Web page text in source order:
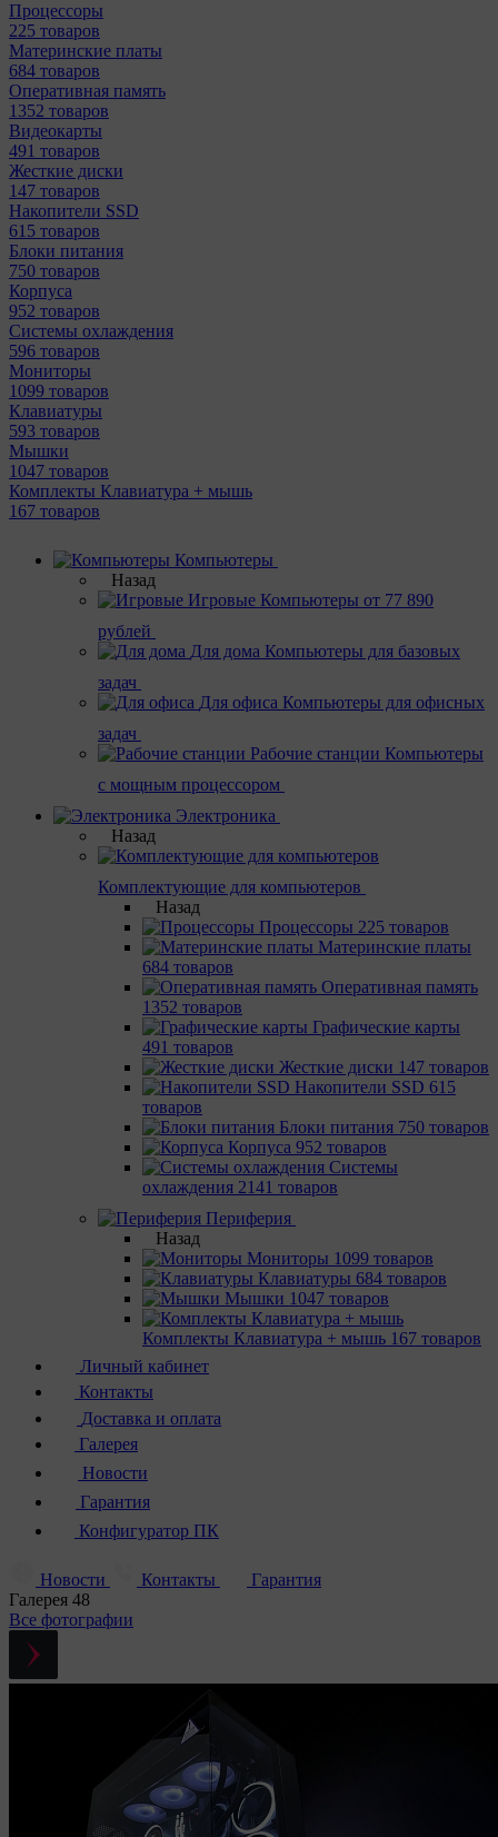
Процессоры
225 товаров
Материнcкие платы
684 товаров
Оперативная память
1352 товаров
Видеокарты
491 товаров
Жесткие диски
147 товаров
Накопители SSD
615 товаров
Блоки питания
750 товаров
Корпуса
952 товаров
Системы охлаждения
596 товаров
Мониторы
1099 товаров
Клавиатуры
593 товаров
Мышки
1047 товаров
Комплекты Клавиатура + мышь
167 товаров
Компьютеры
Назад
Игровые Компьютеры от 77 890
рублей
Для дома Компьютеры для базовых
задач
Для офиса Компьютеры для офисных
задач
Рабочие станции Компьютеры
с мощным процессором
Электроника
Назад
Комплектующие для компьютеров
Назад
Процессоры 225 товаров
Материнcкие платы
684 товаров
Оперативная память
1352 товаров
Графические карты
491 товаров
Жесткие диски 147 товаров
Накопители SSD 615
товаров
Блоки питания 750 товаров
Корпуса 952 товаров
Системы
охлаждения 2141 товаров
Периферия
Назад
Мониторы 1099 товаров
Клавиатуры 684 товаров
Мышки 1047 товаров
Комплекты Клавиатура + мышь 167 товаров
Личный кабинет
Контакты
Доставка и оплата
Галерея
Новости
Гарантия
Конфигуратор ПК
Новости Контакты
Гарантия
Галерея 48
Все фотографии